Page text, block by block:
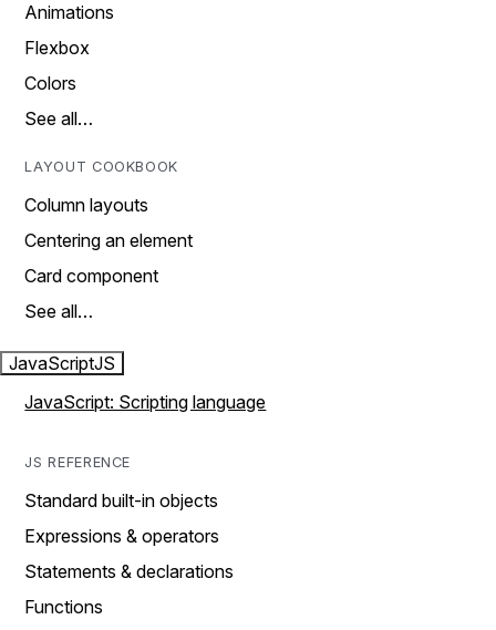
Animations
Flexbox
Colors
See all…
LAYOUT COOKBOOK
Column layouts
Centering an element
Card component
See all…
JavaScriptJS
JavaScript: Scripting language
JS REFERENCE
Standard built-in objects
Expressions & operators
Statements & declarations
Functions